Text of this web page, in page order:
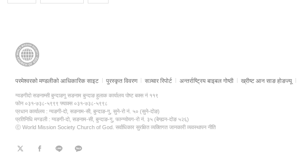
परमेश्वरको मण्डलीको आधिकारिक साइट पुरस्कृत विवरण सञ्चार रिपोर्ट अन्तर्राष्ट्रिय बाइबल गोष्ठी ख्रीष्ट आन साङ होङज्यू
ग्यङगीदो सङनाम्सी बुन्दाङगु सङनाम बुन्दाङ हुलाक कार्यालय पोष्ट बक्स नं ११९
फोन ०३१-७३८-५९९९ फ्याक्स ०३१-७३८-५९९८
प्रधान कार्यालय : ग्यङगी-दो, सङनाम-सी, बुन्दाङ-गु, सुने-रो नं. ५० (सुने-दोङ)
प्रतिनिधि मण्डली : ग्यङगी-दो, सङनाम-सी, बुन्दाङ-गु, फान्ग्योयग-रो नं. ३५ (बेग्ह्यन-दोङ ५२६)
ⓒ World Mission Society Church of God. सर्वाधिकार सुरक्षित व्यक्तिगत जानकारी व्यवस्थापन नीति
트 페 라 KaKao